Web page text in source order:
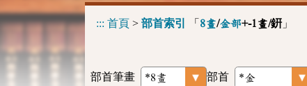
::: 首頁 > 部首索引 「 8畫/金部+-1畫/銒」
部首筆畫 部首